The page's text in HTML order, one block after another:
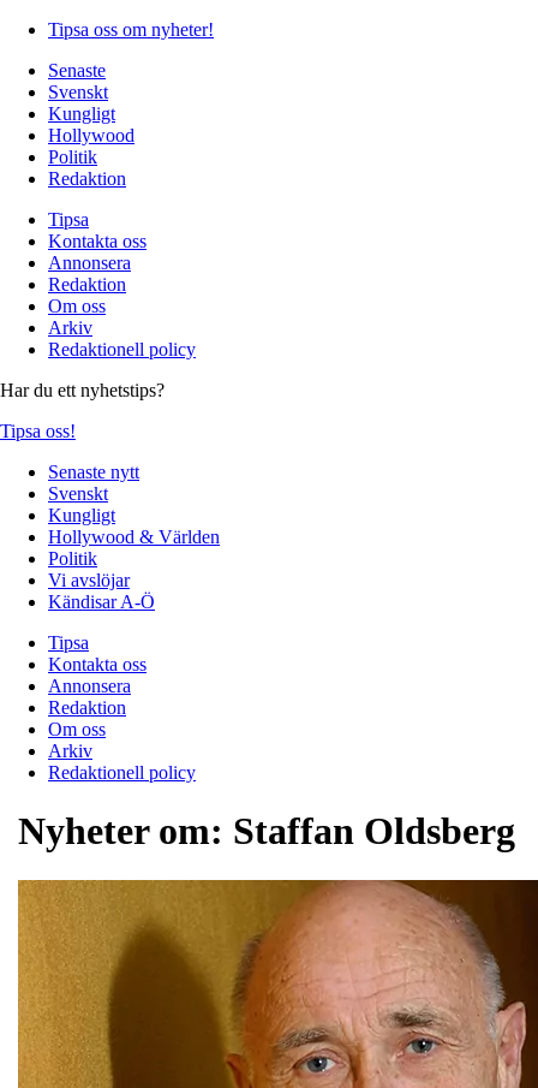
Tipsa oss om nyheter!
Senaste
Svenskt
Kungligt
Hollywood
Politik
Redaktion
Tipsa
Kontakta oss
Annonsera
Redaktion
Om oss
Arkiv
Redaktionell policy
Har du ett nyhetstips?
Tipsa oss!
Senaste nytt
Svenskt
Kungligt
Hollywood & Världen
Politik
Vi avslöjar
Kändisar A-Ö
Tipsa
Kontakta oss
Annonsera
Redaktion
Om oss
Arkiv
Redaktionell policy
Nyheter om: Staffan Oldsberg